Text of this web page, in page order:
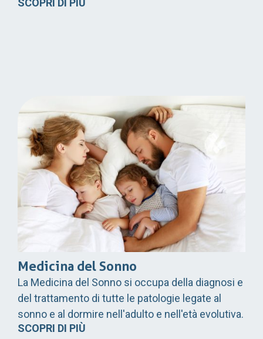
SCOPRI DI PIÙ
Medicina del Sonno
La Medicina del Sonno si occupa della diagnosi e
del trattamento di tutte le patologie legate al
sonno e al dormire nell'adulto e nell'età evolutiva.
SCOPRI DI PIÙ